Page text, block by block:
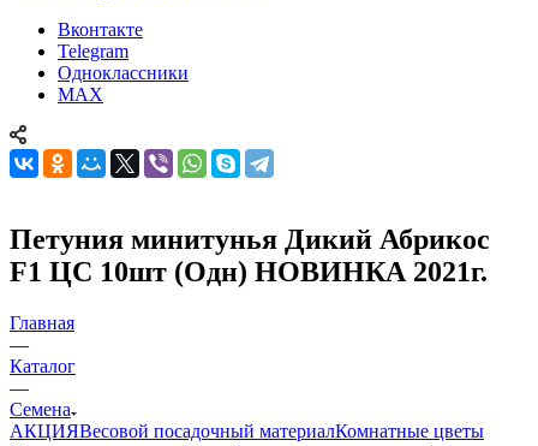
Вконтакте
Telegram
Одноклассники
MAX
Петуния минитунья Дикий Абрикос
F1 ЦС 10шт (Одн) НОВИНКА 2021г.
Главная
—
Каталог
—
Семена
АКЦИЯВесовой посадочный материалКомнатные цветы